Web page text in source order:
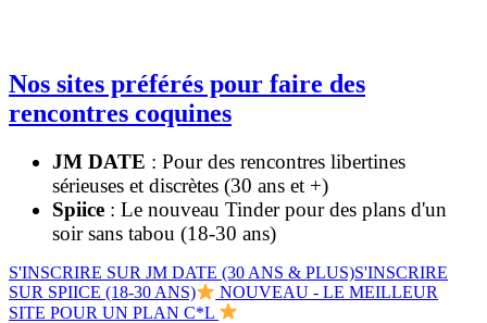
Nos sites préférés pour faire des
rencontres coquines
JM DATE : Pour des rencontres libertines
sérieuses et discrètes (30 ans et +)
Spiice : Le nouveau Tinder pour des plans d'un
soir sans tabou (18-30 ans)
S'INSCRIRE SUR JM DATE (30 ANS & PLUS)S'INSCRIRE
SUR SPIICE (18-30 ANS)
NOUVEAU - LE MEILLEUR
SITE POUR UN PLAN C*L